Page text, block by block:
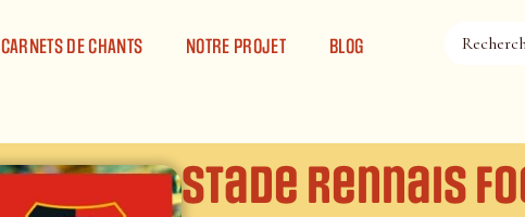
CARNETS DE CHANTS NOTRE PROJET BLOG
Stade Rennais